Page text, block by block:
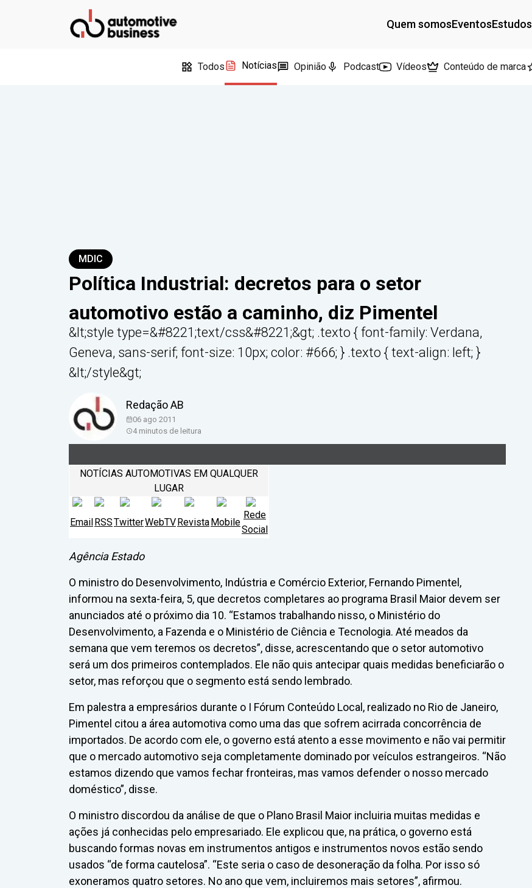
Quem somosEventosEstudos
Todos Notícias Opinião Podcast Vídeos Conteúdo de marca
MDIC
Política Industrial: decretos para o setor
automotivo estão a caminho, diz Pimentel
&lt;style type=&#8221;text/css&#8221;&gt; .texto { font-family: Verdana,
Geneva, sans-serif; font-size: 10px; color: #666; } .texto { text-align: left; }
&lt;/style&gt;
Redação AB
06 ago 2011
4minutos de leitura
NOTÍCIAS AUTOMOTIVAS EM QUALQUER
LUGAR
EmailRSSTwitterWebTVRevistaMobile
Rede
Social
Agência Estado
O ministro do Desenvolvimento, Indústria e Comércio Exterior, Fernando Pimentel,
informou na sexta-feira, 5, que decretos completares ao programa Brasil Maior devem ser
anunciados até o próximo dia 10. “Estamos trabalhando nisso, o Ministério do
Desenvolvimento, a Fazenda e o Ministério de Ciência e Tecnologia. Até meados da
semana que vem teremos os decretos”, disse, acrescentando que o setor automotivo
será um dos primeiros contemplados. Ele não quis antecipar quais medidas beneficiarão o
setor, mas reforçou que o segmento está sendo lembrado.
Em palestra a empresários durante o I Fórum Conteúdo Local, realizado no Rio de Janeiro,
Pimentel citou a área automotiva como uma das que sofrem acirrada concorrência de
importados. De acordo com ele, o governo está atento a esse movimento e não vai permitir
que o mercado automotivo seja completamente dominado por veículos estrangeiros. “Não
estamos dizendo que vamos fechar fronteiras, mas vamos defender o nosso mercado
doméstico”, disse.
O ministro discordou da análise de que o Plano Brasil Maior incluiria muitas medidas e
ações já conhecidas pelo empresariado. Ele explicou que, na prática, o governo está
buscando formas novas em instrumentos antigos e instrumentos novos estão sendo
usados “de forma cautelosa”. “Este seria o caso de desoneração da folha. Por isso só
exoneramos quatro setores. No ano que vem, incluiremos mais setores”, afirmou.